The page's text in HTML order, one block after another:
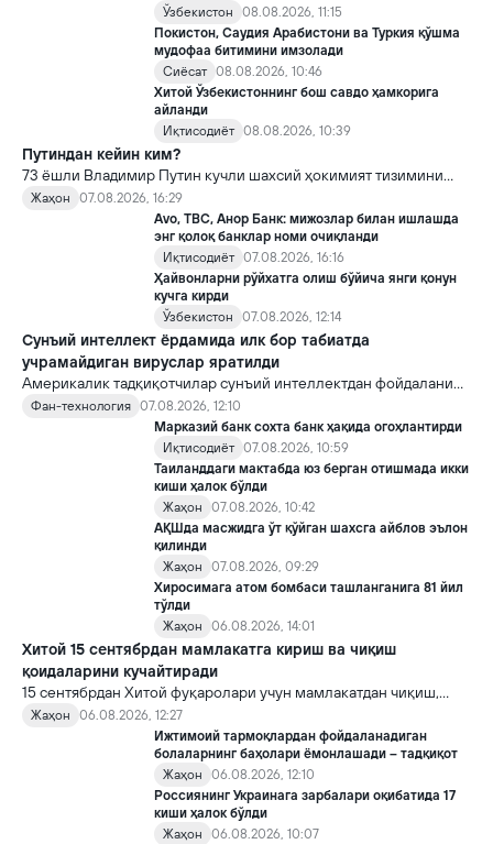
Ўзбекистон
08.08.2026, 11:15
Покистон, Саудия Арабистони ва Туркия қўшма
мудофаа битимини имзолади
Сиёсат 08.08.2026, 10:46
Хитой Ўзбекистоннинг бош савдо ҳамкорига
айланди
Иқтисодиёт 08.08.2026, 10:39
Путиндан кейин ким?
73 ёшли Владимир Путин кучли шахсий ҳокимият тизимини
яратди, аммо ундан кейин ким келиши ва ҳокимиятни
топшириш механизми ҳали ноаниқ. Таҳлилчилар фикрича, бу
Кремлда ворислик жангига олиб келиши мумкин.
Жаҳон
07.08.2026, 16:29
Avo, TBC, Анор Банк: мижозлар билан ишлашда
энг қолоқ банклар номи очиқланди
Иқтисодиёт 07.08.2026, 16:16
Ҳайвонларни рўйхатга олиш бўйича янги қонун
кучга кирди
Ўзбекистон
07.08.2026, 12:14
Сунъий интеллект ёрдамида илк бор табиатда
учрамайдиган вируслар яратилди
Америкалик тадқиқотчилар сунъий интеллектдан фойдаланиб
16 та вирус яратди. Бу кашфиёт янги ютуқларга умид уйғотиш
билан бирга, ундан нотўғри мақсадда фойдаланиш борасидаги
хавотирларни ҳам кучайтирмоқда.
Фан-технология 07.08.2026, 12:10
Марказий банк сохта банк ҳақида огоҳлантирди
Иқтисодиёт 07.08.2026, 10:59
Таиланддаги мактабда юз берган отишмада икки
киши ҳалок бўлди
Жаҳон
07.08.2026, 10:42
АҚШда масжидга ўт қўйган шахсга айблов эълон
қилинди
Жаҳон
07.08.2026, 09:29
Хиросимага атом бомбаси ташланганига 81 йил
тўлди
Жаҳон
06.08.2026, 14:01
Хитой 15 сентябрдан мамлакатга кириш ва чиқиш
қоидаларини кучайтиради
15 сентябрдан Хитой фуқаролари учун мамлакатдан чиқиш,
хорижликлар учун эса Хитойга кириш тартиби бўйича янги
қоидалар кучга киради.
Жаҳон
06.08.2026, 12:27
Ижтимоий тармоқлардан фойдаланадиган
болаларнинг баҳолари ёмонлашади – тадқиқот
Жаҳон
06.08.2026, 12:10
Россиянинг Украинага зарбалари оқибатида 17
киши ҳалок бўлди
Жаҳон
06.08.2026, 10:07